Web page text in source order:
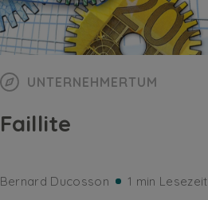
UNTERNEHMERTUM
Faillite
Bernard Ducosson 1 min Lesezeit